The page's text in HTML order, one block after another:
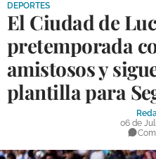
DEPORTES
COMPETICIONES
DEPORTE BASE
DEPORTES
El Ciudad de
pretemporada
amistosos y
plantilla para
06 de